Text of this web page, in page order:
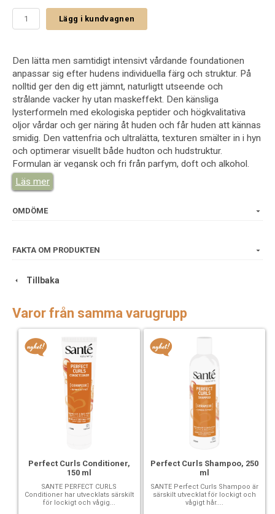
Lägg i kundvagnen
Den lätta men samtidigt intensivt vårdande foundationen
anpassar sig efter hudens individuella färg och struktur. På
nolltid ger den dig ett jämnt, naturligtt utseende och
strålande vacker hy utan maskeffekt. Den känsliga
lysterformeln med ekologiska peptider och högkvalitativa
oljor vårdar och ger näring åt huden och får huden att kännas
smidig. Den vattenfria och ultralätta, texturen smälter in i hyn
och optimerar visuellt både hudton och hudstruktur.
Formulan är vegansk och fri från parfym, doft och alkohol.
Applicering
försiktigt några droppar av foundationen på huden & blanda
in med fingertopparna, en svamp eller en foundationborste.
naturligt mjuk finish med lite glöd.
INCI INGREDIENTS
Cocos Nucifera (kokos)olja*, Vitis Vinifera (druva) fröolja,
talk, isoamyllaurat, undekan, Rhus Verniciflua skalvax,
sorbitanolivat, tridekan, kapryl/kaprintriglycerid, hydrerat
lecitin, tokoferum sativum (P, piesum) Helianthus Annuus
(Solros) Fröolja, Alaria Esculenta extrakt,
Leuconostoc/Rädisrot Ferment Filtrat, [+/- CI 77891
(Titandioxid), CI 77492 (Järnoxider), CI 77491 (Järnoxider),
CI 7 (I749) , Aluminiumoxid, Magnesiumoxid] *från ekologiskt
Läs mer
OMDÖME
FAKTA OM PRODUKTEN
Tillbaka
Varor från samma varugrupp
Perfect Curls Conditioner,
150 ml
SANTE PERFECT CURLS
Conditioner har utvecklats särskilt
för lockigt och vågig...
Perfect Curls Shampoo, 250
ml
SANTE Perfect Curls Shampoo är
särskilt utvecklat för lockigt och
vågigt hår....